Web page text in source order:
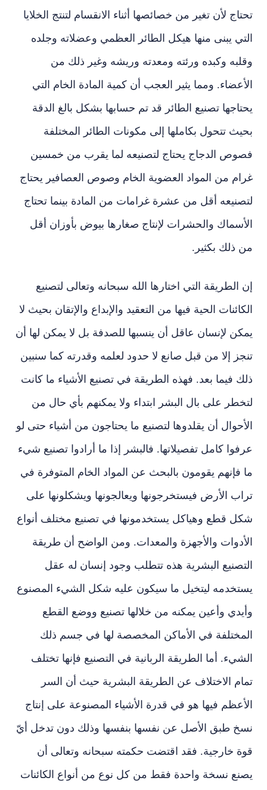
تحتاج لأن تغير من خصائصها أثناء الانقسام لتنتج الخلايا
التي يبنى منها هيكل الطائر العظمي وعضلاته وجلده
وقلبه وكبده ورئته ومعدته وريشه وغير ذلك من
الأعضاء. ومما يثير العجب أن كمية المادة الخام التي
يحتاجها تصنيع الطائر قد تم حسابها بشكل بالغ الدقة
بحيث تتحول بكاملها إلى مكونات الطائر المختلفة
فصوص الدجاج يحتاج لتصنيعه لما يقرب من خمسين
غرام من المواد العضوية الخام وصوص العصافير يحتاج
لتصنيعه أقل من عشرة غرامات من المادة بينما تحتاج
الأسماك والحشرات لإنتاج صغارها بيوض بأوزان أقل
من ذلك بكثير.
إن الطريقة التي اختارها الله سبحانه وتعالى لتصنيع
الكائنات الحية فيها من التعقيد والإبداع والإتقان بحيث لا
يمكن لإنسان عاقل أن ينسبها للصدفة بل لا يمكن لها أن
تنجز إلا من قبل صانع لا حدود لعلمه وقدرته كما سنبين
ذلك فيما بعد. فهذه الطريقة في تصنيع الأشياء ما كانت
لتخطر على بال البشر ابتداء ولا يمكنهم بأي حال من
الأحوال أن يقلدوها لتصنيع ما يحتاجون من أشياء حتى لو
عرفوا كامل تفصيلاتها. فالبشر إذا ما أرادوا تصنيع شيء
ما فإنهم يقومون بالبحث عن المواد الخام المتوفرة في
تراب الأرض فيستخرجونها ويعالجونها ويشكلونها على
شكل قطع وهياكل يستخدمونها في تصنيع مختلف أنواع
الأدوات والأجهزة والمعدات. ومن الواضح أن طريقة
التصنيع البشرية هذه تتطلب وجود إنسان له عقل
يستخدمه ليتخيل ما سيكون عليه شكل الشيء المصنوع
وأيدي وأعين يمكنه من خلالها تصنيع ووضع القطع
المختلفة في الأماكن المخصصة لها في جسم ذلك
الشيء. أما الطريقة الربانية في التصنيع فإنها تختلف
تمام الاختلاف عن الطريقة البشرية حيث أن السر
الأعظم فيها هو في قدرة الأشياء المصنوعة على إنتاج
نسخ طبق الأصل عن نفسها بنفسها وذلك دون تدخل أيّ
قوة خارجية. فقد اقتضت حكمته سبحانه وتعالى أن
يصنع نسخة واحدة فقط من كل نوع من أنواع الكائنات